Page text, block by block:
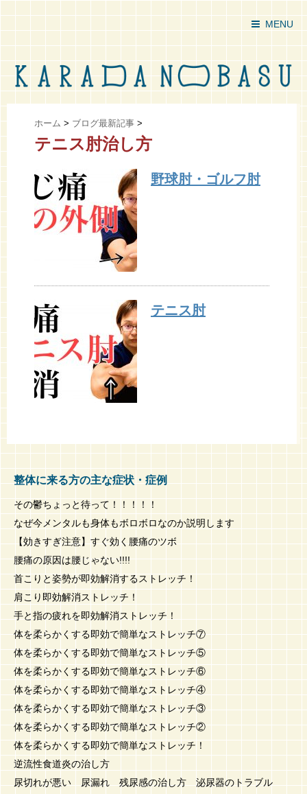
MENU
ホーム > ブログ最新記事 >
テニス肘治し方
野球肘・ゴルフ肘
テニス肘
整体に来る方の主な症状・症例
その鬱ちょっと待って！！！！！
なぜ今メンタルも身体もボロボロなのか説明します
【効きすぎ注意】すぐ効く腰痛のツボ
腰痛の原因は腰じゃない!!!!
首こりと姿勢が即効解消するストレッチ！
肩こり即効解消ストレッチ！
手と指の疲れを即効解消ストレッチ！
体を柔らかくする即効で簡単なストレッチ⑦
体を柔らかくする即効で簡単なストレッチ⑤
体を柔らかくする即効で簡単なストレッチ⑥
体を柔らかくする即効で簡単なストレッチ④
体を柔らかくする即効で簡単なストレッチ③
体を柔らかくする即効で簡単なストレッチ②
体を柔らかくする即効で簡単なストレッチ！
逆流性食道炎の治し方
尿切れが悪い 尿漏れ 残尿感の治し方 泌尿器のトラブル